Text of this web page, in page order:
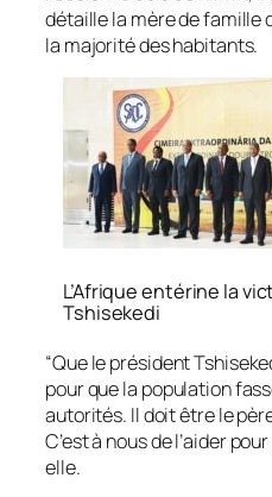
détaille la mère de famille
la majorité des habitants.
L’Afrique entérine la
Tshisekedi
“Que le président
pour que la population
autorités. Il doit être le
C’est à nous de l’aider
elle.